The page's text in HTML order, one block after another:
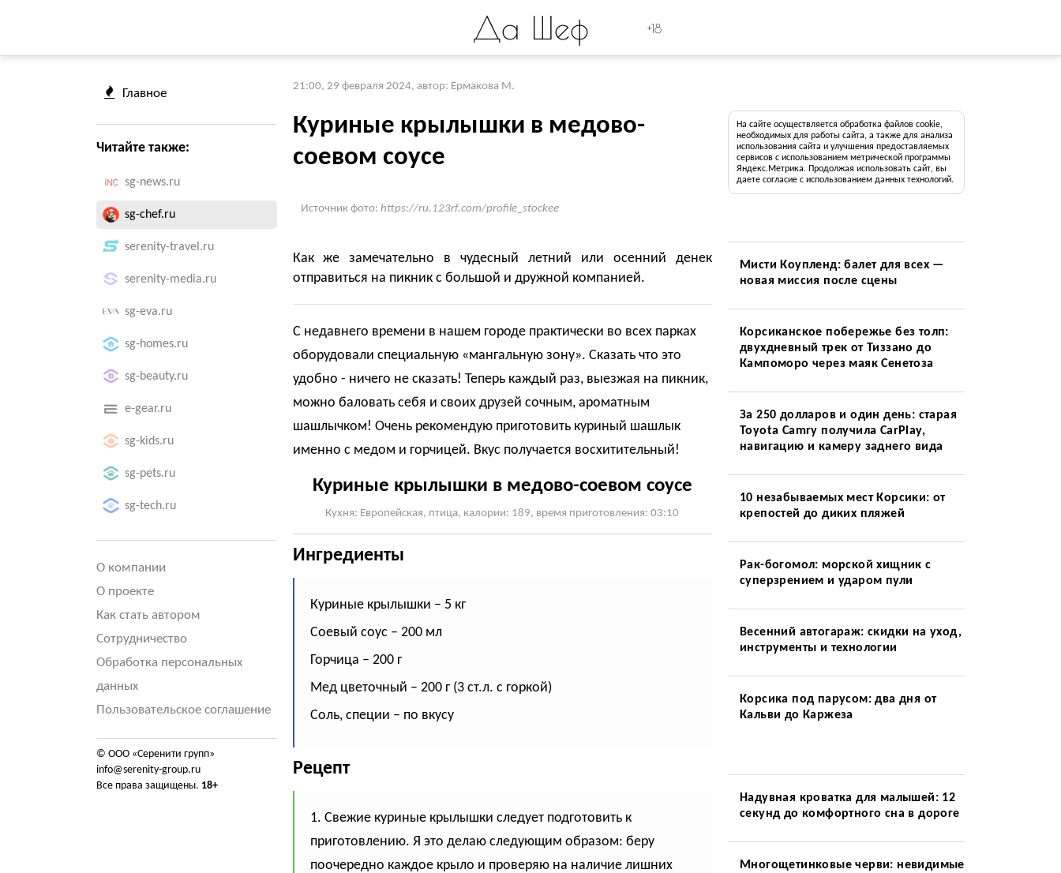
Да Шеф +18
Главное
Читайте также:
sg-news.ru
sg-chef.ru
serenity-travel.ru
serenity-media.ru
sg-eva.ru
sg-homes.ru
sg-beauty.ru
e-gear.ru
sg-kids.ru
sg-pets.ru
sg-tech.ru
О компании
О проекте
Как стать автором
Сотрудничество
Обработка персональных
данных
Пользовательское соглашение
© ООО «Серенити групп»
info@serenity-group.ru
Все права защищены. 18+
21:00, 29 февраля 2024, автор: Ермакова М.
Куриные крылышки в медово-
соевом соусе
Источник фото: https://ru.123rf.com/profile_stockee
Как же замечательно в чудесный летний или осенний денек
отправиться на пикник с большой и дружной компанией.
С недавнего времени в нашем городе практически во всех парках
оборудовали специальную «мангальную зону». Сказать что это
удобно - ничего не сказать! Теперь каждый раз, выезжая на пикник,
можно баловать себя и своих друзей сочным, ароматным
шашлычком! Очень рекомендую приготовить куриный шашлык
именно с медом и горчицей. Вкус получается восхитительный!
Куриные крылышки в медово-соевом соусе
Кухня: Европейская, птица, калории: 189, время приготовления: 03:10
Ингредиенты
Куриные крылышки – 5 кг
Соевый соус – 200 мл
Горчица – 200 г
Мед цветочный – 200 г (3 ст.л. с горкой)
Соль, специи – по вкусу
Рецепт
1. Свежие куриные крылышки следует подготовить к
приготовлению. Я это делаю следующим образом: беру
поочередно каждое крыло и проверяю на наличие лишних
На сайте осуществляется обработка файлов cookie,
необходимых для работы сайта, а также для анализа
использования сайта и улучшения предоставляемых
сервисов с использованием метрической программы
Яндекс.Метрика. Продолжая использовать сайт, вы
даете согласие с использованием данных технологий.
Мисти Коупленд: балет для всех —
новая миссия после сцены
Корсиканское побережье без толп:
двухдневный трек от Тиззано до
Кампоморо через маяк Сенетоза
За 250 долларов и один день: старая
Toyota Camry получила CarPlay,
навигацию и камеру заднего вида
10 незабываемых мест Корсики: от
крепостей до диких пляжей
Рак-богомол: морской хищник с
суперзрением и ударом пули
Весенний автогараж: скидки на уход,
инструменты и технологии
Корсика под парусом: два дня от
Кальви до Каржеза
Надувная кроватка для малышей: 12
секунд до комфортного сна в дороге
Многощетинковые черви: невидимые